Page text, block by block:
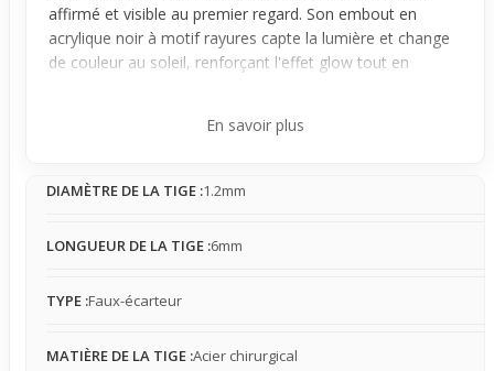
affirmé et visible au premier regard. Son embout en
acrylique noir à motif rayures capte la lumière et change
de couleur au soleil, renforçant l'effet glow tout en
Conçu pour un port confortable, il se positionne comme
mouvements, il reste agréable à porter au quotidien,
sensation perceptible mais jamais gênante.
l’esthétique d’un écarteur, idéale pour tester un nouveau
réellement la taille de son lobe. Le choix parfait pour
En savoir plus
DIAMÈTRE DE LA TIGE :1.2mm
LONGUEUR DE LA TIGE :6mm
TYPE :Faux-écarteur
MATIÈRE DE LA TIGE :Acier chirurgical